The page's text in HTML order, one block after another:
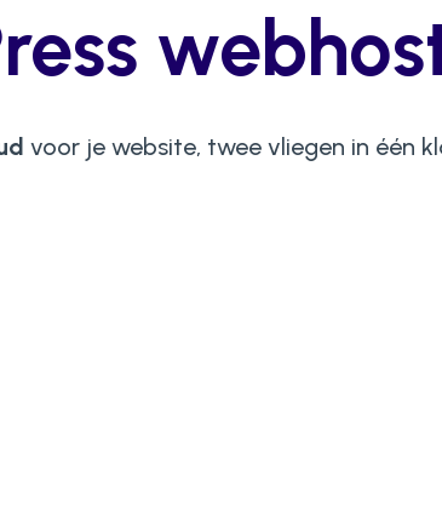
voor je website, twee vliegen in één